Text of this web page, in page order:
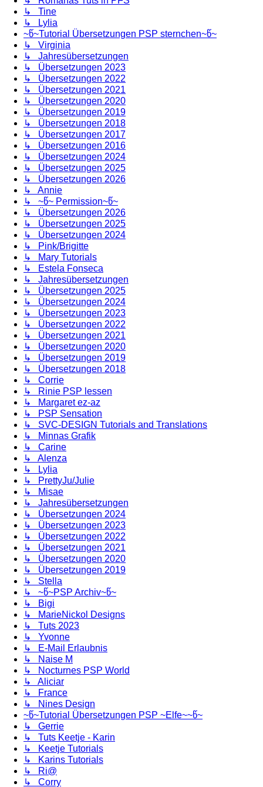
↳ Tine
↳ Lylia
~წ~Tutorial Übersetzungen PSP sternchen~წ~
↳ Virginia
↳ Jahresübersetzungen
↳ Übersetzungen 2023
↳ Übersetzungen 2022
↳ Übersetzungen 2021
↳ Übersetzungen 2020
↳ Übersetzungen 2019
↳ Übersetzungen 2018
↳ Übersetzungen 2017
↳ Übersetzungen 2016
↳ Übersetzungen 2024
↳ Übersetzungen 2025
↳ Übersetzungen 2026
↳ Annie
↳ ~წ~ Permission~წ~
↳ Übersetzungen 2026
↳ Übersetzungen 2025
↳ Übersetzungen 2024
↳ Pink/Brigitte
↳ Mary Tutorials
↳ Estela Fonseca
↳ Jahresübersetzungen
↳ Übersetzungen 2025
↳ Übersetzungen 2024
↳ Übersetzungen 2023
↳ Übersetzungen 2022
↳ Übersetzungen 2021
↳ Übersetzungen 2020
↳ Übersetzungen 2019
↳ Übersetzungen 2018
↳ Corrie
↳ Rinie PSP lessen
↳ Margaret ez-az
↳ PSP Sensation
↳ SVC-DESIGN Tutorials and Translations
↳ Minnas Grafik
↳ Carine
↳ Alenza
↳ Lylia
↳ PrettyJu/Julie
↳ Misae
↳ Jahresübersetzungen
↳ Übersetzungen 2024
↳ Übersetzungen 2023
↳ Übersetzungen 2022
↳ Übersetzungen 2021
↳ Übersetzungen 2020
↳ Übersetzungen 2019
↳ Stella
↳ ~წ~PSP Archiv~წ~
↳ Bigi
↳ MarieNickol Designs
↳ Tuts 2023
↳ Yvonne
↳ E-Mail Erlaubnis
↳ Naise M
↳ Nocturnes PSP World
↳ Aliciar
↳ France
↳ Nines Design
~წ~Tutorial Übersetzungen PSP ~Elfe~~წ~
↳ Gerrie
↳ Tuts Keetje - Karin
↳ Keetje Tutorials
↳ Karins Tutorials
↳ Ri@
↳ Corry